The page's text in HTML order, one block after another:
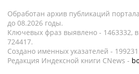
Обработан архив публикаций
до 08.2026 годы.
Ключевых фраз выявлено - 1463332,
724417.
Создано именных указателей -
Редакция Индексной книги CNews -